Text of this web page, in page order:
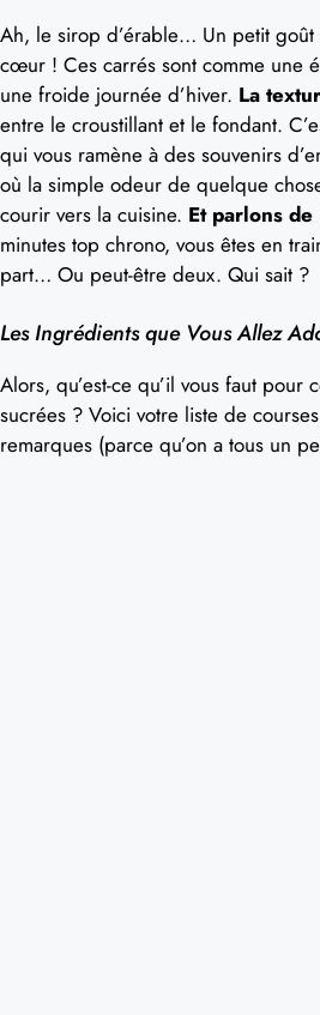
Ah, le sirop d’érable… Un petit
cœur ! Ces carrés sont comme une
une froide journée d’hiver. La
entre le croustillant et le fondant.
qui vous ramène à des souvenirs
où la simple odeur de quelque
courir vers la cuisine. Et parlons
minutes top chrono, vous êtes en
part… Ou peut-être deux. Qui sait ?
Les Ingrédients que Vous Allez
Alors, qu’est-ce qu’il vous faut pour
sucrées ? Voici votre liste de
remarques (parce qu’on a tous un